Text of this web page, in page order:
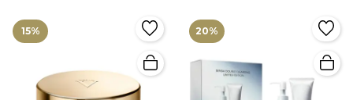
15% 20%